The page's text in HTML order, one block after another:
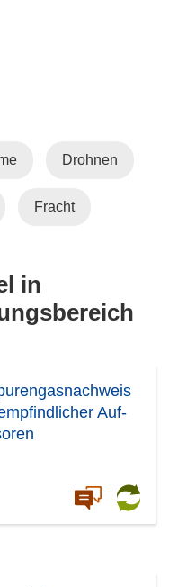
Drohnen
Fracht
in
Auf-